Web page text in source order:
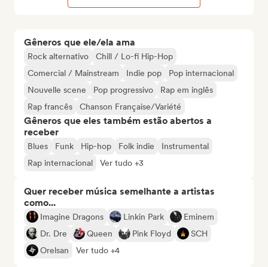
Gêneros que ele/ela ama
Rock alternativo
Chill / Lo-fi Hip-Hop
Comercial / Mainstream
Indie pop
Pop internacional
Nouvelle scene
Pop progressivo
Rap em inglês
Rap francês
Chanson Française/Variété
Gêneros que eles também estão abertos a
receber
Blues Funk Hip-hop Folk indie
Instrumental
Rap internacional
Ver tudo +3
Quer receber música semelhante a artistas
como...
Imagine Dragons Linkin Park
Eminem
Dr. Dre
Queen Pink Floyd
SCH
Orelsan
Ver tudo +4